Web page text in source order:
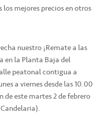
mejores precios en otros
nuestro ¡Remate a las
en la Planta Baja del
peatonal contigua a
a viernes desde las 10.00
de este martes 2 de febrero